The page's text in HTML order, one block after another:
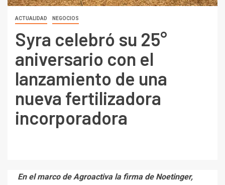
ACTUALIDAD NEGOCIOS
Syra celebró su 25°
aniversario con el
lanzamiento de una
nueva fertilizadora
incorporadora
En el marco de Agroactiva la firma de Noetinger,